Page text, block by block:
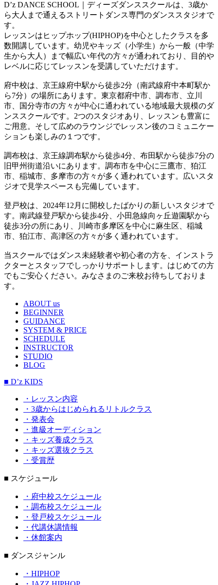
D’z DANCE SCHOOL｜ディーズダンススクールは、3歳か
ら大人まで通えるストリートダンス専門のダンススタジオで
す。
レッスンはヒップホップ(HIPHOP)を中心としたクラスを多
数開講しています。幼児やキッズ（小学生）から一般（中学
生から大人）まで幅広い年代の方々が通われており、目的や
レベルに応じてレッスンを受講していただけます。
府中校は、京王線府中駅から徒歩2分（南武線府中本町駅か
ら7分）の場所にあります。東京都府中市、調布市、立川
市、国分寺市の方々が中心に通われている地域最大規模のダ
ンススクールです。2つのスタジオあり、レッスンも豊富に
ご用意。そして広めのラウンジでレッスン後のコミュニケー
ションも楽しみの１つです。
調布校は、京王線調布駅から徒歩4分、布田駅から徒歩7分の
旧甲州街道沿いにあります。調布市を中心に三鷹市、狛江
市、稲城市、多摩市の方々が多く通われています。広いスタ
ジオで見学スペースも完備しています。
登戸校は、2024年12月に開校したばかりの新しいスタジオで
す。南武線登戸駅から徒歩4分、小田急線向ヶ丘遊園駅から
徒歩3分の所にあり、川崎市多摩区を中心に麻生区、稲城
市、狛江市、高津区の方々が多く通われています。
当スクールではダンス未経験者や初心者の方を、インストラ
クターとスタッフでしっかりサポートします。はじめての方
でもご安心ください。みなさまのご来校お待ちしておりま
す。
ABOUT us
BEGINNER
GUIDANCE
SYSTEM & PRICE
SCHEDULE
INSTRUCTOR
STUDIO
BLOG
■ D’z KIDS
・レッスン内容
・3歳からはじめられるリトルクラス
・発表会
・進級オーディション
・キッズ養成クラス
・キッズ選抜クラス
・受賞歴
■ スケジュール
・府中校スケジュール
・調布校スケジュール
・登戸校スケジュール
・代講休講情報
・休館案内
■ ダンスジャンル
・HIPHOP